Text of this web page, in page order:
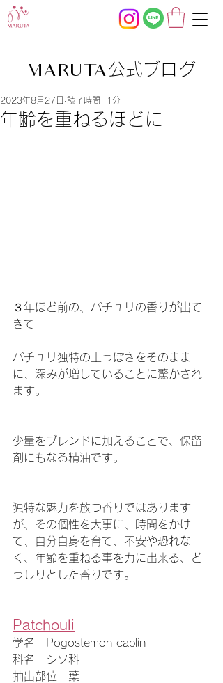
MARUTA公式ブログ
年齢を重ねるほどに
2023年8月27日 読了時間: 1分
３年ほど前の、パチュリの香りが出て
きて
パチュリ独特の土っぽさをそのまま
に、深みが増していることに驚かされ
ます。
少量をブレンドに加えることで、保留
剤にもなる精油です。
独特な魅力を放つ香りではあります
が、その個性を大事に、時間をかけ
て、自分自身を育て、不安や恐れな
く、年齢を重ねる事を力に出来る、ど
っしりとした香りです。
Patchouli
学名　Pogostemon cablin
科名　シソ科
抽出部位　葉